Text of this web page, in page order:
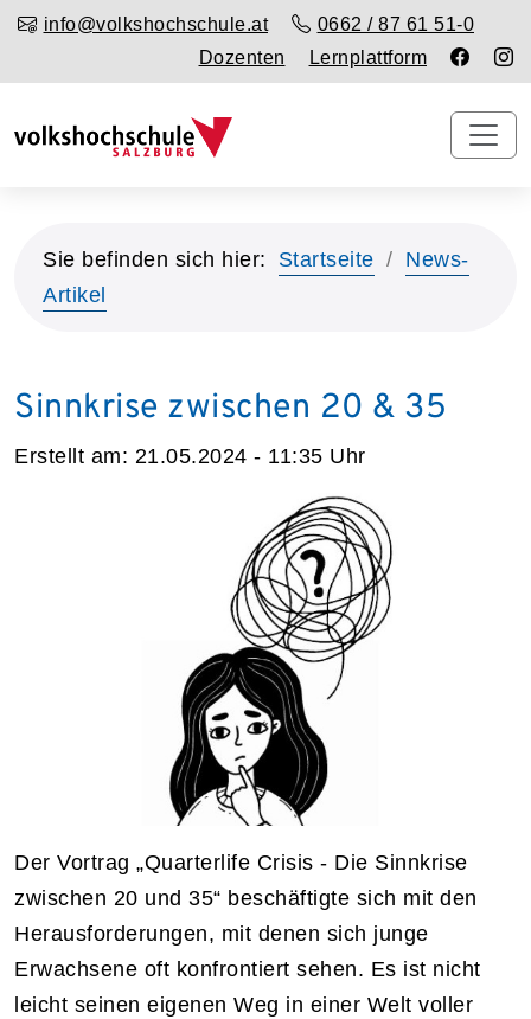
info@volkshochschule.at
0662 / 87 61 51-0
Dozenten
Lernplattform
Sie befinden sich hier: Startseite
News-
Artikel
Sinnkrise zwischen 20 & 35
Erstellt am: 21.05.2024 - 11:35 Uhr
Der Vortrag „Quarterlife Crisis - Die Sinnkrise
zwischen 20 und 35“ beschäftigte sich mit den
Herausforderungen, mit denen sich junge
Erwachsene oft konfrontiert sehen. Es ist nicht
leicht seinen eigenen Weg in einer Welt voller